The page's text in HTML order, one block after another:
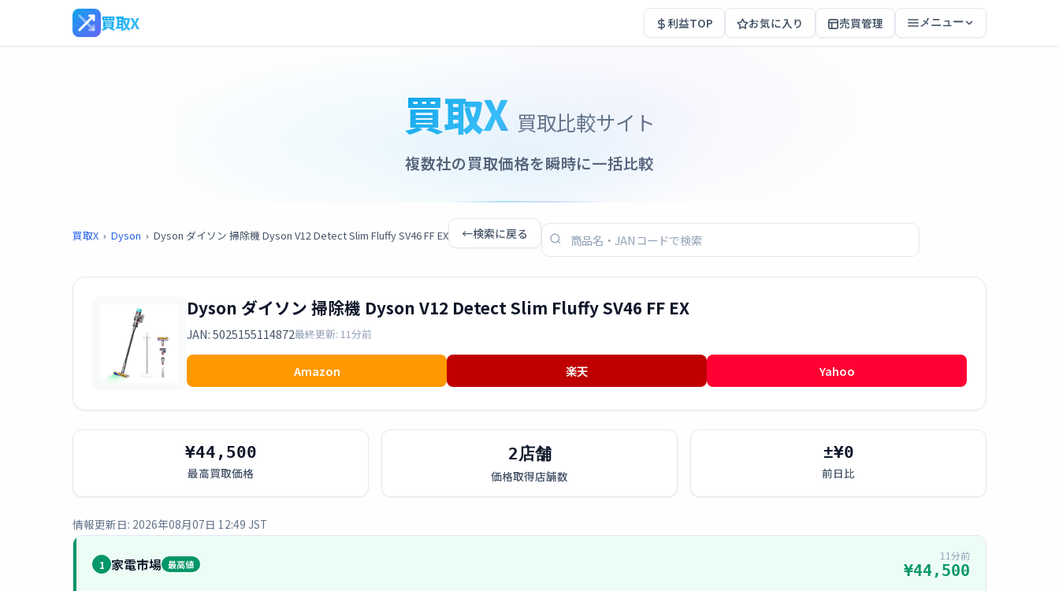
買取X 利益TOP お気に入り 売買管理 メニュー
買取X 買取比較サイト
複数社の買取価格を瞬時に一括比較
買取X › Dyson › Dyson ダイソン 掃除機 Dyson V12 Detect Slim Fluffy SV46 FF EX ←検索に戻る
Dyson ダイソン 掃除機 Dyson V12 Detect Slim Fluffy SV46 FF EX
JAN: 5025155114872最終更新: 11分前
Amazon 楽天 Yahoo
¥44,500
最高買取価格
2店舗
価格取得店舗数
±¥0
前日比
情報更新日: 2026年08月07日 12:49 JST
1 家電市場 最高値
11分前
¥44,500